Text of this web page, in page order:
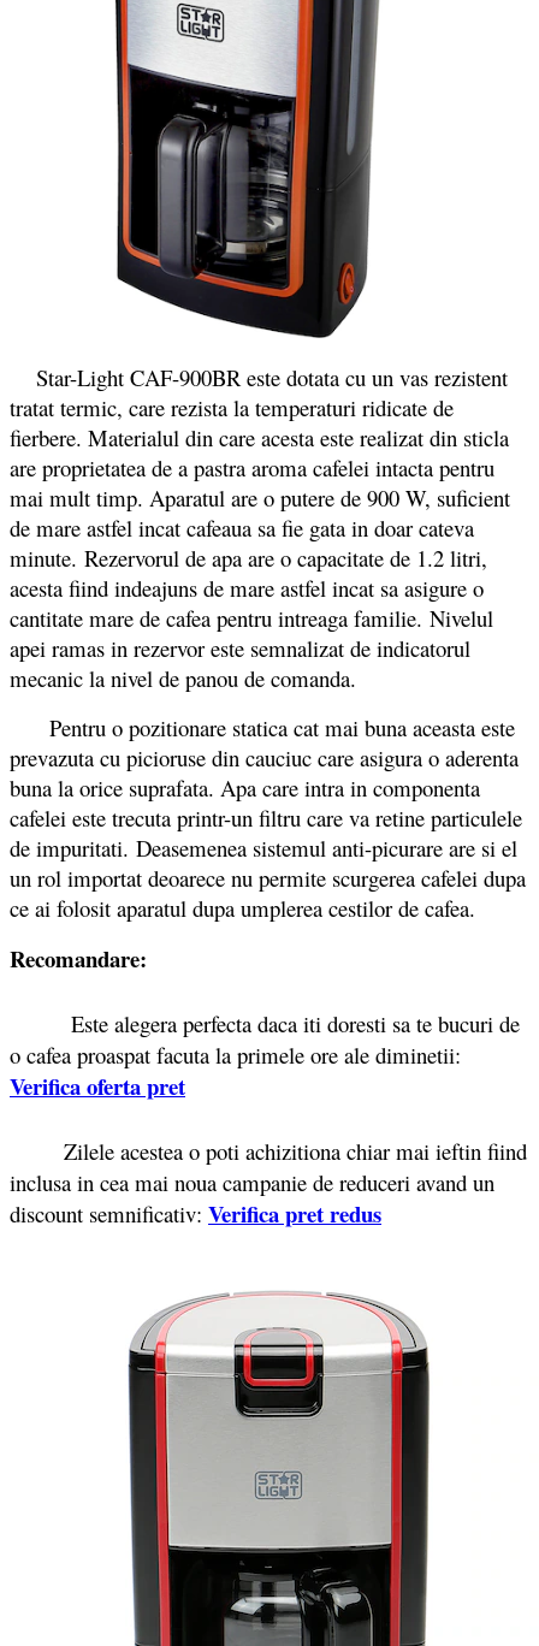
Star-Light CAF-900BR este dotata cu un vas rezistent
tratat termic, care rezista la temperaturi ridicate de
fierbere. Materialul din care acesta este realizat din sticla
are proprietatea de a pastra aroma cafelei intacta pentru
mai mult timp. Aparatul are o putere de 900 W, suficient
de mare astfel incat cafeaua sa fie gata in doar cateva
minute. Rezervorul de apa are o capacitate de 1.2 litri,
acesta fiind indeajuns de mare astfel incat sa asigure o
cantitate mare de cafea pentru intreaga familie. Nivelul
apei ramas in rezervor este semnalizat de indicatorul
mecanic la nivel de panou de comanda.
Pentru o pozitionare statica cat mai buna aceasta este
prevazuta cu picioruse din cauciuc care asigura o aderenta
buna la orice suprafata. Apa care intra in componenta
cafelei este trecuta printr-un filtru care va retine particulele
de impuritati. Deasemenea sistemul anti-picurare are si el
un rol importat deoarece nu permite scurgerea cafelei dupa
ce ai folosit aparatul dupa umplerea cestilor de cafea.
Recomandare:
Este alegera perfecta daca iti doresti sa te bucuri de
o cafea proaspat facuta la primele ore ale diminetii:
Verifica oferta pret
Zilele acestea o poti achizitiona chiar mai ieftin fiind
inclusa in cea mai noua campanie de reduceri avand un
discount semnificativ: Verifica pret redus